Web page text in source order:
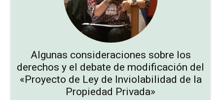
Algunas consideraciones sobre los
derechos y el debate de modificación del
«Proyecto de Ley de Inviolabilidad de la
Propiedad Privada»